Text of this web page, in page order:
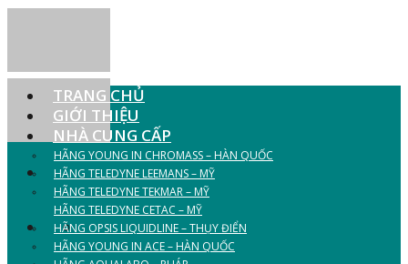
CUNG CẤP THIẾT BỊ
TRANG CHỦ
GIỚI THIỆU
NHÀ CUNG CẤP
HÃNG YOUNG IN CHROMASS – HÀN QUỐC
HÃNG TELEDYNE LEEMANS – MỸ
HÃNG TELEDYNE TEKMAR – MỸ
HÃNG TELEDYNE CETAC – MỸ
HÃNG OPSIS LIQUIDLINE – THỤY ĐIỂN
HÃNG YOUNG IN ACE – HÀN QUỐC